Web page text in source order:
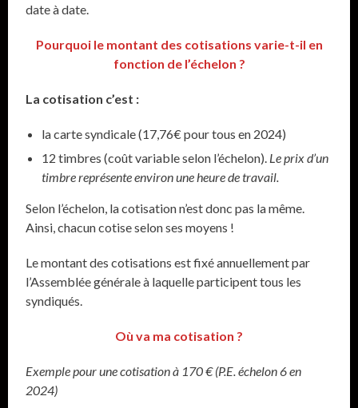
date à date.
Pourquoi le montant des cotisations varie-t-il en
fonction de l’échelon ?
La cotisation c’est :
la carte syndicale (17,76€ pour tous en 2024)
12 timbres (coût variable selon l’échelon). Le prix d’un
timbre représente environ une heure de travail.
Selon l’échelon, la cotisation n’est donc pas la même.
Ainsi, chacun cotise selon ses moyens !
Le montant des cotisations est fixé annuellement par
l’Assemblée générale à laquelle participent tous les
syndiqués.
Où va ma cotisation ?
Exemple pour une cotisation à 170 € (P.E. échelon 6 en
2024)